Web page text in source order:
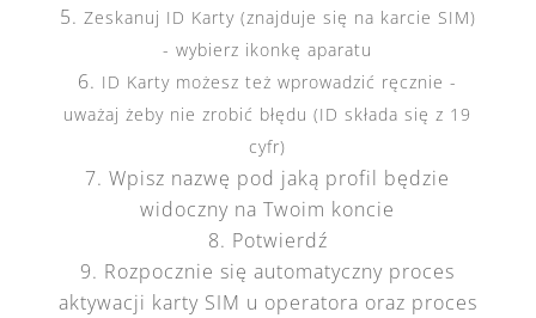
Zeskanuj ID Karty (znajduje się na karcie SIM)
- wybierz ikonkę aparatu
ID Karty możesz też wprowadzić ręcznie -
uważaj żeby nie zrobić błędu (ID składa się z 19
cyfr)
Wpisz nazwę pod jaką profil będzie
widoczny na Twoim koncie
Potwierdź
Rozpocznie się automatyczny proces
aktywacji karty SIM u operatora oraz proces